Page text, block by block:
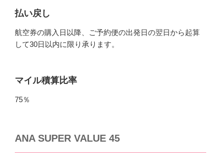
払い戻し
航空券の購入日以降、ご予約便の出発日の翌日から起算
して30日以内に限り承ります。
マイル積算比率
75％
ANA SUPER VALUE 45